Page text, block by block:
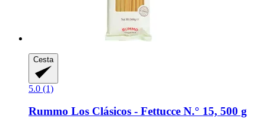
Cesta
5.0 (1)
Rummo Los Clásicos -​ Fettucce N.° 15, 500 g